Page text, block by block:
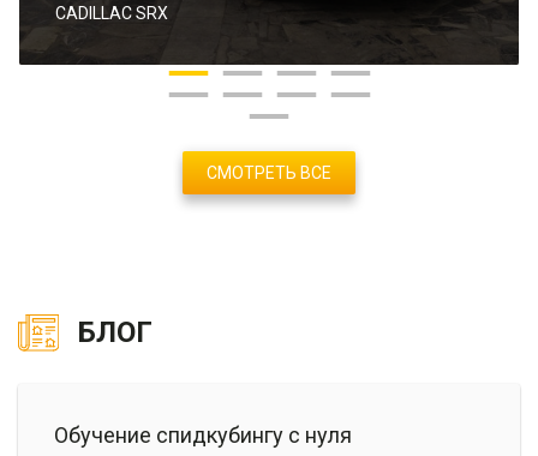
CADILLAC SRX
СМОТРЕТЬ ВСЕ
БЛОГ
Обучение спидкубингу с нуля